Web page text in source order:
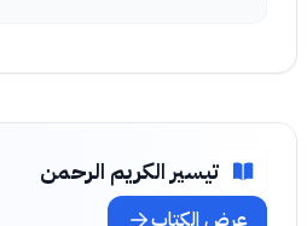
تيسير الكريم الرحمن
عرض الكتاب